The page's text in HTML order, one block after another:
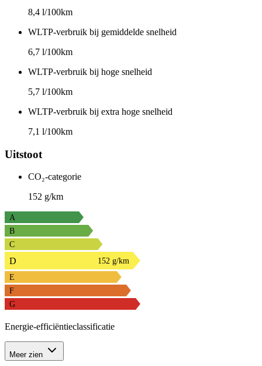
8,4 l/100km
WLTP-verbruik bij gemiddelde snelheid
6,7 l/100km
WLTP-verbruik bij hoge snelheid
5,7 l/100km
WLTP-verbruik bij extra hoge snelheid
7,1 l/100km
Uitstoot
CO₂-categorie
152 g/km
A
B
C
D
152 g/km
E
F
G
Energie-efficiëntieclassificatie
Meer zien